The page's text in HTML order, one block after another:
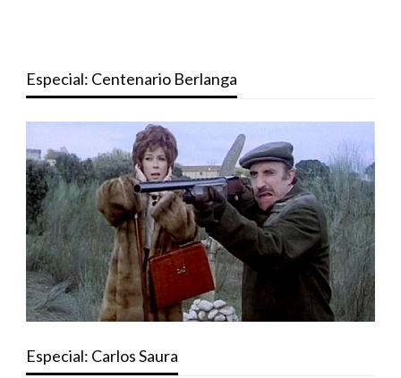
Especial: Centenario Berlanga
Especial: Carlos Saura